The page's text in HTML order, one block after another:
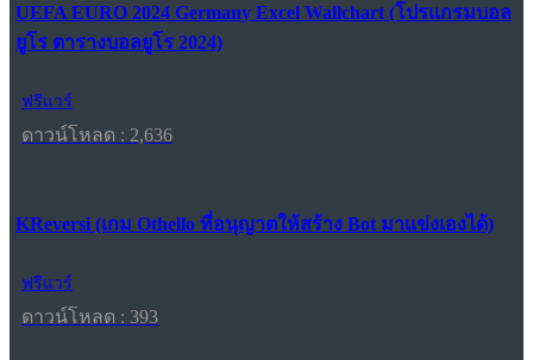
UEFA EURO 2024 Germany Excel Wallchart (โปรแกรมบอล
ยูโร ตารางบอลยูโร 2024)
ฟรีแวร์
ดาวน์โหลด : 2,636
KReversi (เกม Othello ที่อนุญาตให้สร้าง Bot มาแข่งเองได้)
ฟรีแวร์
ดาวน์โหลด : 393